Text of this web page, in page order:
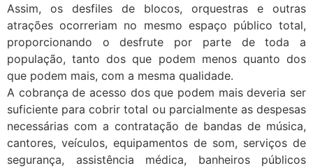
Assim, os desfiles de blocos, orquestras e outras
atrações ocorreriam no mesmo espaço público total,
proporcionando o desfrute por parte de toda a
população, tanto dos que podem menos quanto dos
que podem mais, com a mesma qualidade.
A cobrança de acesso dos que podem mais deveria ser
suficiente para cobrir total ou parcialmente as despesas
necessárias com a contratação de bandas de música,
cantores, veículos, equipamentos de som, serviços de
segurança, assistência médica, banheiros públicos